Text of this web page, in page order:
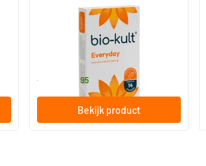
Bio-Kult Probiotica
30/​60/​120 capsules
vanaf .95
Bekijk product